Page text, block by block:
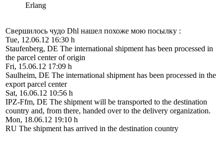
Erlang
Свершилось чудо Dhl нашел похоже мою посылку :
Tue, 12.06.12 16:30 h
Staufenberg, DE The international shipment has been processed in
the parcel center of origin
Fri, 15.06.12 17:09 h
Saulheim, DE The international shipment has been processed in the
export parcel center
Sat, 16.06.12 10:56 h
IPZ-Ffm, DE The shipment will be transported to the destination
country and, from there, handed over to the delivery organization.
Mon, 18.06.12 19:10 h
RU The shipment has arrived in the destination country